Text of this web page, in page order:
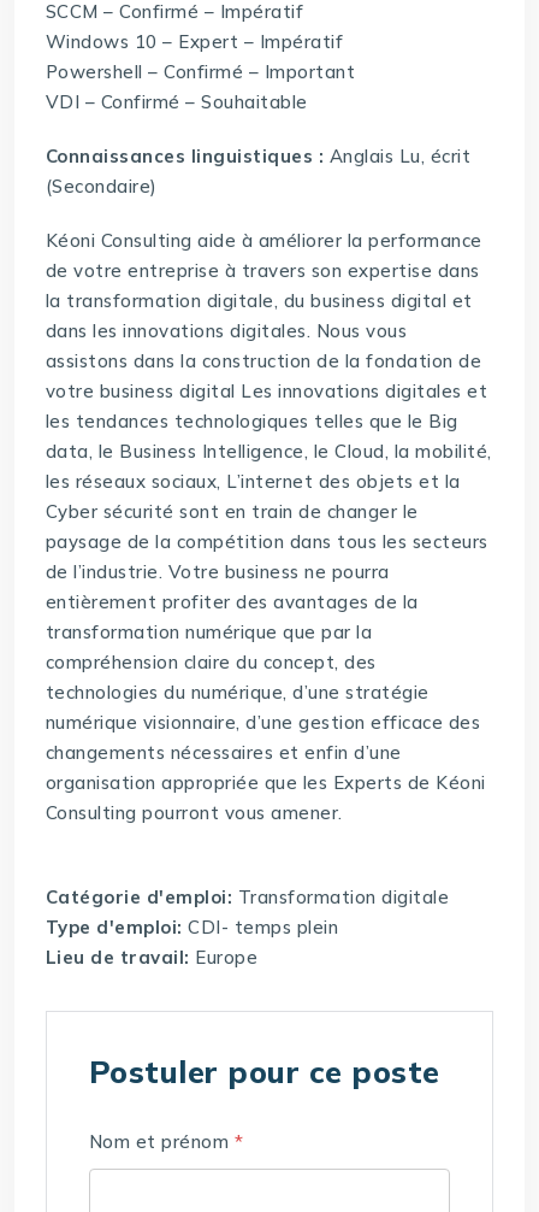
SCCM – Confirmé – Impératif
Windows 10 – Expert – Impératif
Powershell – Confirmé – Important
VDI – Confirmé – Souhaitable
Connaissances linguistiques : Anglais Lu, écrit
(Secondaire)
Kéoni Consulting aide à améliorer la performance
de votre entreprise à travers son expertise dans
la transformation digitale, du business digital et
dans les innovations digitales. Nous vous
assistons dans la construction de la fondation de
votre business digital Les innovations digitales et
les tendances technologiques telles que le Big
data, le Business Intelligence, le Cloud, la mobilité,
les réseaux sociaux, L’internet des objets et la
Cyber sécurité sont en train de changer le
paysage de la compétition dans tous les secteurs
de l’industrie. Votre business ne pourra
entièrement profiter des avantages de la
transformation numérique que par la
compréhension claire du concept, des
technologies du numérique, d’une stratégie
numérique visionnaire, d’une gestion efficace des
changements nécessaires et enfin d’une
organisation appropriée que les Experts de Kéoni
Consulting pourront vous amener.
Catégorie d'emploi: Transformation digitale
Type d'emploi:CDI- temps plein
Lieu de travail: Europe
Postuler pour ce poste
Nom et prénom *